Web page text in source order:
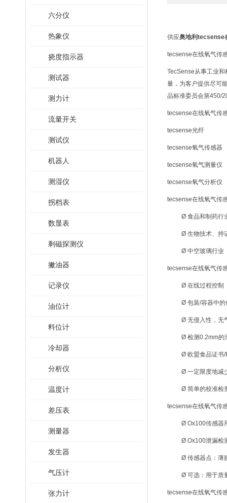
六分仪
热象仪
挠度指示器
测试器
测力计
流量开关
测试仪
机器人
测湿仪
拐档表
数显表
剩磁探测仪
撇油器
记录仪
油位计
料位计
冷却器
分析仪
温度计
差压表
测量器
发生器
气压计
张力计
供应奥地利tecsense
tecsense在线氧气传
TecSense从事工业
量，为客户提供尽可
品标准委员会第450/
tecsense在线氧气传
tecsense光纤
tecsense氧气传感器
tecsense氧气测量仪
tecsense氧气分析仪
tecsense在线氧气传
Ø 食品和制药行
Ø 生物技术、持
Ø 中空玻璃行业
tecsense在线氧气传
Ø 在线过程控制
Ø 包装/容器中
Ø 无侵入性，无
Ø 检测0.2mm的
Ø 欧盟食品证书/
Ø 一定限度地
Ø 简单的校准检
tecsense在线氧气传
Ø Ox100传感器
Ø Ox100泄漏检
Ø 传感器点：薄
Ø 可选：用于质
tecsense在线氧气传